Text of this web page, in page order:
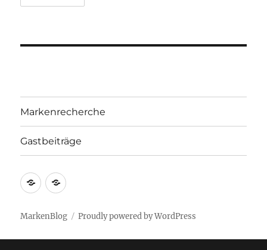
Markenrecherche
Gastbeiträge
Markenrecherche
Gastbeiträge
MarkenBlog Proudly powered by WordPress